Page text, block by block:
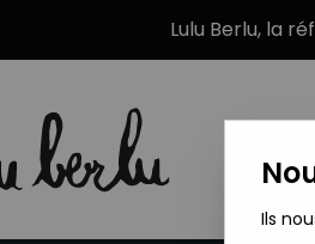
Lulu Berlu, la
Ils